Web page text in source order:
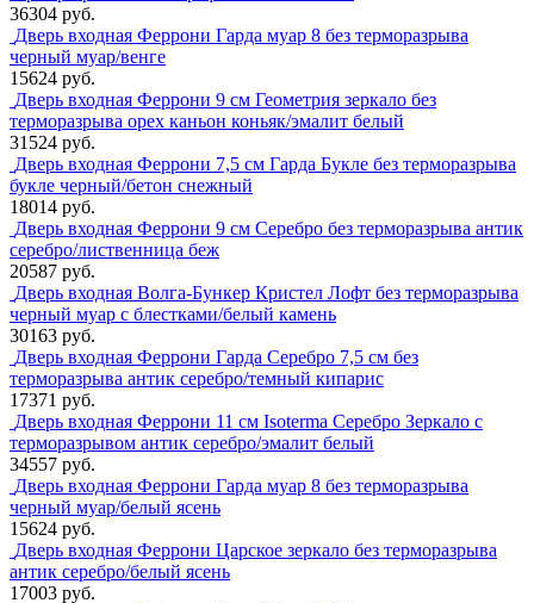
36304 руб.
Дверь входная Феррони Гарда муар 8 без терморазрыва
черный муар/венге
15624 руб.
Дверь входная Феррони 9 см Геометрия зеркало без
терморазрыва орех каньон коньяк/эмалит белый
31524 руб.
Дверь входная Феррони 7,5 см Гарда Букле без терморазрыва
букле черный/бетон снежный
18014 руб.
Дверь входная Феррони 9 см Серебро без терморазрыва антик
серебро/лиственница беж
20587 руб.
Дверь входная Волга-Бункер Кристел Лофт без терморазрыва
черный муар с блестками/белый камень
30163 руб.
Дверь входная Феррони Гарда Серебро 7,5 см без
терморазрыва антик серебро/темный кипарис
17371 руб.
Дверь входная Феррони 11 см Isoterma Серебро Зеркало с
терморазрывом антик серебро/эмалит белый
34557 руб.
Дверь входная Феррони Гарда муар 8 без терморазрыва
черный муар/белый ясень
15624 руб.
Дверь входная Феррони Царское зеркало без терморазрыва
антик серебро/белый ясень
17003 руб.